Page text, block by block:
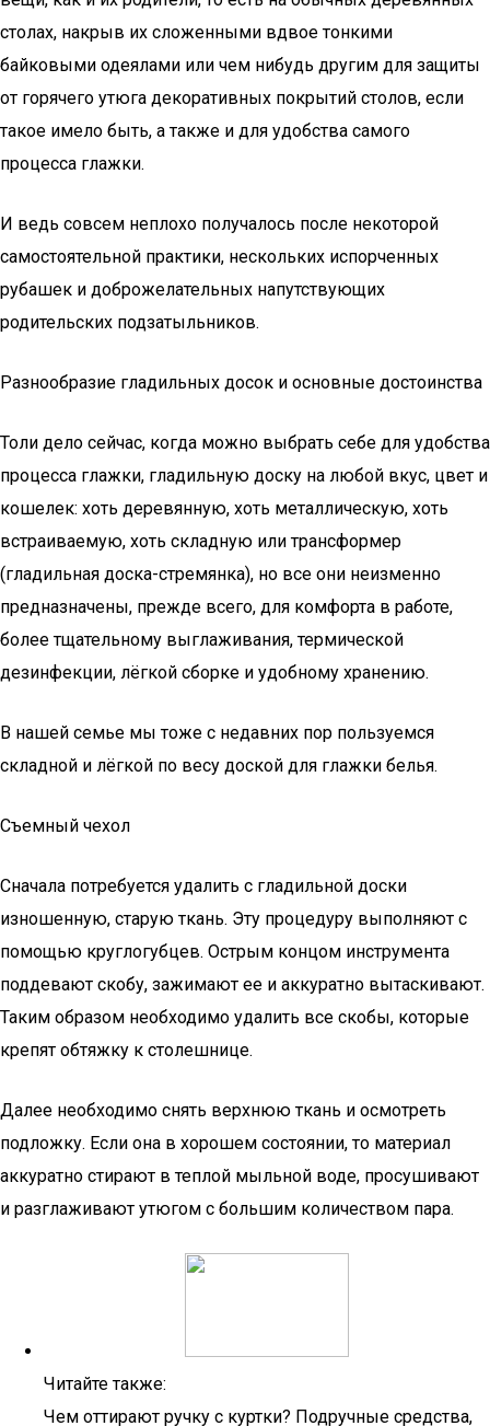
столах, накрыв их сложенными вдвое тонкими
байковыми одеялами или чем нибудь другим для защиты
от горячего утюга декоративных покрытий столов, если
такое имело быть, а также и для удобства самого
процесса глажки.
И ведь совсем неплохо получалось после некоторой
самостоятельной практики, нескольких испорченных
рубашек и доброжелательных напутствующих
родительских подзатыльников.
Разнообразие гладильных досок и основные достоинства
Толи дело сейчас, когда можно выбрать себе для удобства
процесса глажки, гладильную доску на любой вкус, цвет и
кошелек: хоть деревянную, хоть металлическую, хоть
встраиваемую, хоть складную или трансформер
(гладильная доска-стремянка), но все они неизменно
предназначены, прежде всего, для комфорта в работе,
более тщательному выглаживания, термической
дезинфекции, лёгкой сборке и удобному хранению.
В нашей семье мы тоже с недавних пор пользуемся
складной и лёгкой по весу доской для глажки белья.
Съемный чехол
Сначала потребуется удалить с гладильной доски
изношенную, старую ткань. Эту процедуру выполняют с
помощью круглогубцев. Острым концом инструмента
поддевают скобу, зажимают ее и аккуратно вытаскивают.
Таким образом необходимо удалить все скобы, которые
крепят обтяжку к столешнице.
Далее необходимо снять верхнюю ткань и осмотреть
подложку. Если она в хорошем состоянии, то материал
аккуратно стирают в теплой мыльной воде, просушивают
и разглаживают утюгом с большим количеством пара.
Читайте также:
Чем оттирают ручку с куртки? Подручные средства,